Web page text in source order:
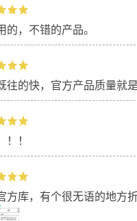
【脑洞大赛】窗上时钟
的，不错的产品。
往的快，官方产品质量就
！！
方库，有个很无语的地方